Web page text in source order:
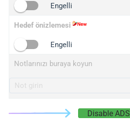
Engelli
Hedef önizlemesi
Engelli
Notlarınızı buraya koyun
Disable ADS